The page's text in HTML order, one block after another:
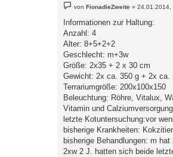
e
i
t
r
g
vonFionadieZweite »24.01.2014,
Informationen zur Haltung:
Anzahl: 4
Alter: 8+5+2+2
Geschlecht: m+3w
Größe: 2x35 + 2 x 30 cm
Gewicht: 2x ca. 350 g + 2x ca.
Terrariumgröße: 200x100x150
Beleuchtung: Röhre, Vitalux,
Vitamin und
letzte Kotuntersuchung:vor
bisherige Krankheiten:
bisherige Behandlungen: m
2xw 2 J. hatten sich beide